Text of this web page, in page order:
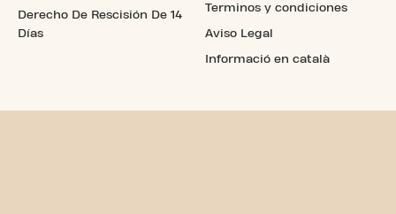
Derecho De Rescisión De 14
Días
Terminos y condiciones
Aviso Legal
Informació en català